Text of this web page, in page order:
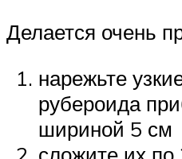
Делается очень
нарежьте
рубероида
шириной 5 см